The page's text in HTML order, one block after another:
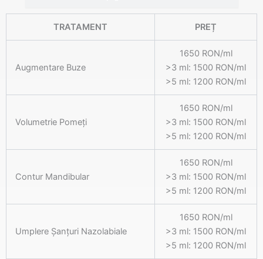
TRATAMENT PREȚ
Augmentare Buze
1650 RON/ml
>3 ml: 1500 RON/ml
>5 ml: 1200 RON/ml
Volumetrie Pomeți
1650 RON/ml
>3 ml: 1500 RON/ml
>5 ml: 1200 RON/ml
Contur Mandibular
1650 RON/ml
>3 ml: 1500 RON/ml
>5 ml: 1200 RON/ml
Umplere Șanțuri Nazolabiale
1650 RON/ml
>3 ml: 1500 RON/ml
>5 ml: 1200 RON/ml